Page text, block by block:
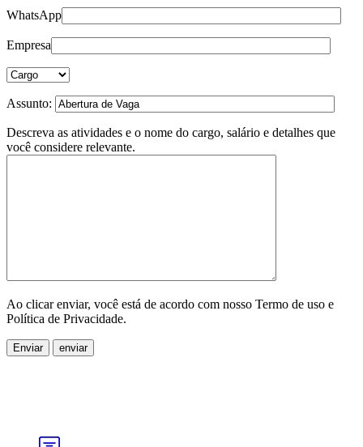
WhatsApp
Empresa
Assunto:
Descreva as atividades e o nome do cargo, salário e detalhes que
você considere relevante.
Ao clicar enviar, você está de acordo com nosso Termo de uso e
Política de Privacidade.
Enviar